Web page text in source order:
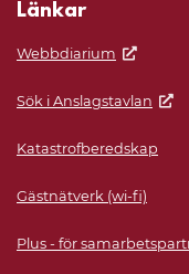
Länkar
Webbdiarium
Sök i Anslagstavlan
Katastrofberedskap
Gästnätverk (wi-fi)
Plus - för